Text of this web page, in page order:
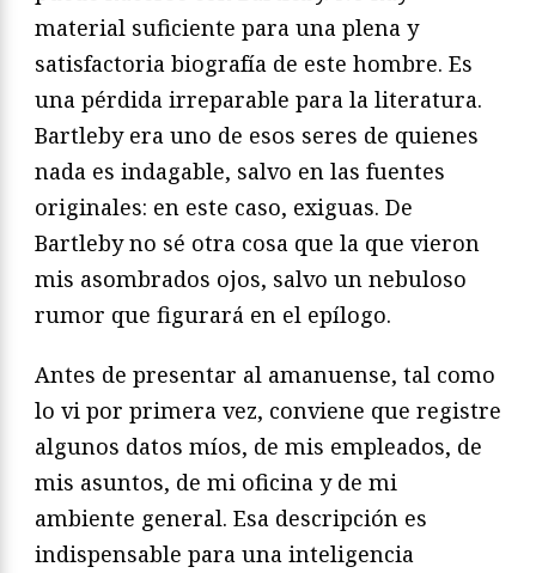
material suficiente para una plena y
satisfactoria biografía de este hombre. Es
una pérdida irreparable para la literatura.
Bartleby era uno de esos seres de quienes
nada es indagable, salvo en las fuentes
originales: en este caso, exiguas. De
Bartleby no sé otra cosa que la que vieron
mis asombrados ojos, salvo un nebuloso
rumor que figurará en el epílogo.
Antes de presentar al amanuense, tal como
lo vi por primera vez, conviene que registre
algunos datos míos, de mis empleados, de
mis asuntos, de mi oficina y de mi
ambiente general. Esa descripción es
indispensable para una inteligencia